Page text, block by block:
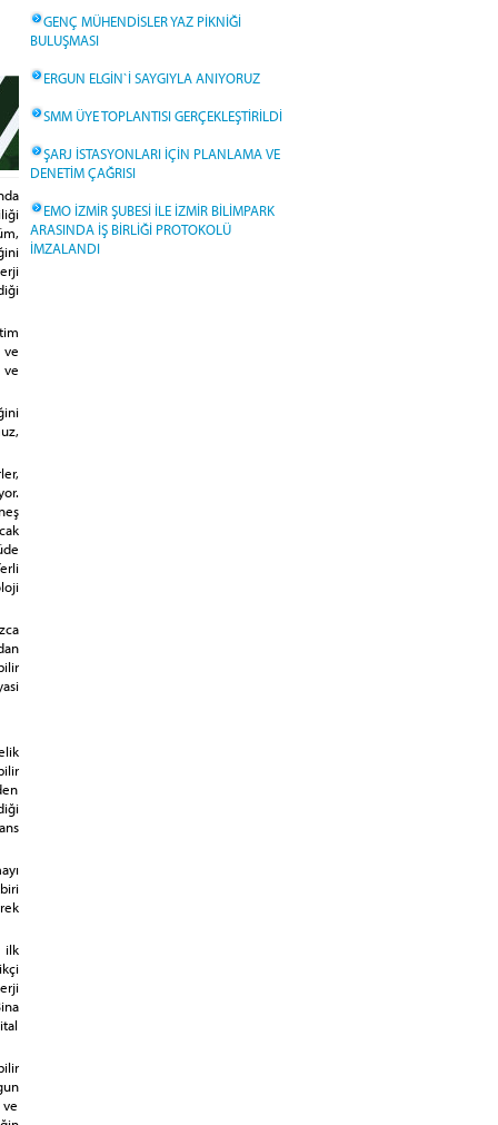
ve
ve
ilk
GENÇ MÜHENDİSLER YAZ PİKNİĞİ
BULUŞMASI
ERGUN ELGİN`İ SAYGIYLA ANIYORUZ
SMM ÜYE TOPLANTISI GERÇEKLEŞTİRİLDİ
ŞARJ İSTASYONLARI İÇİN PLANLAMA VE
DENETİM ÇAĞRISI
EMO İZMİR ŞUBESİ İLE İZMİR BİLİMPARK
ARASINDA İŞ BİRLİĞİ PROTOKOLÜ
İMZALANDI